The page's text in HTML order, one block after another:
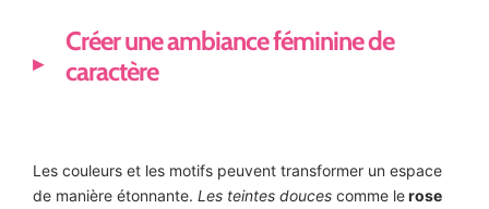
Créer une ambiance féminine de
caractère
Les couleurs et les motifs peuvent transformer un espace
de manière étonnante. Les teintes douces comme lerose